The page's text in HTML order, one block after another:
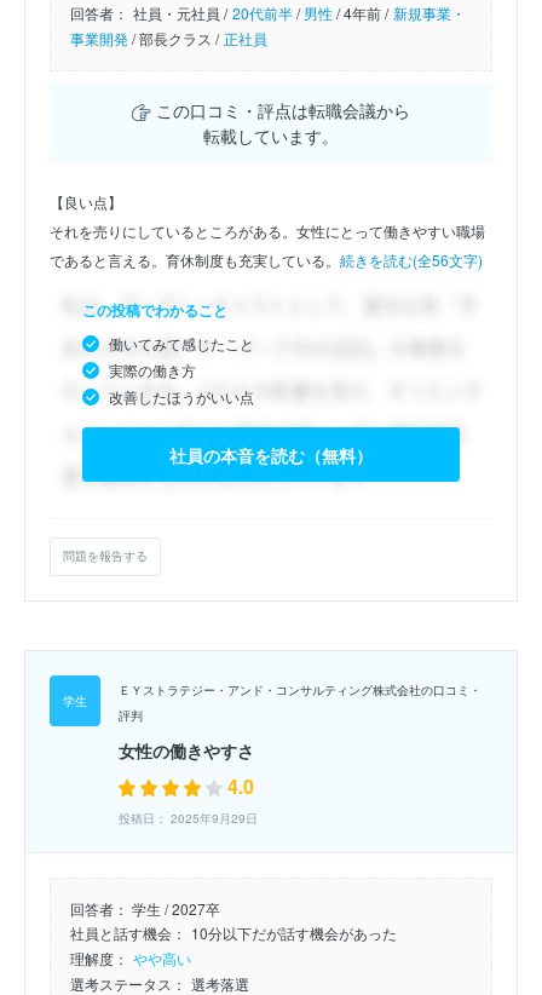
回答者： 社員・元社員 / 20代前半/男性/4年前 / 新規事業・
事業開発/部長クラス / 正社員
この口コミ・評点は転職会議から
転載しています。
【良い点】
それを売りにしているところがある。女性にとって働きやすい職場
であると言える。育休制度も充実している。 続きを読む(全56文字)
この投稿でわかること
働いてみて感じたこと
実際の働き方
改善したほうがいい点
社員の本音を読む（無料）
問題を報告する
ＥＹストラテジー・アンド・コンサルティング株式会社の口コミ・
評判
女性の働きやすさ
4.0
投稿日： 2025年9月29日
回答者： 学生 / 2027卒
社員と話す機会： 10分以下だが話す機会があった
理解度： やや高い
選考ステータス： 選考落選